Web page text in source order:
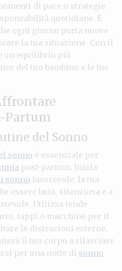
di pace o strategie
quotidiane. È
ogni giorno porta nuove
la tua situazione. Con il
un equilibrio più
del tuo bambino e le tue
Partum
del Sonno
sonno è essenziale per
post-partum. Inizia
sonno favorevole: la tua
essere buia, silenziosa e a
Utilizza tende
tappi o macchine per il
le distrazioni esterne.
il tuo corpo a rilasciare
per una notte di sonno